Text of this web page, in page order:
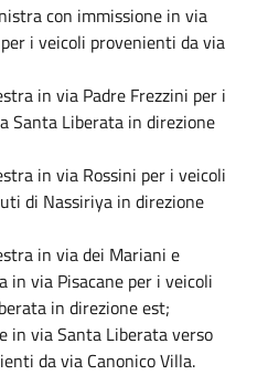
con immissione in via
i veicoli provenienti da via
in via Padre Frezzini per i
Santa Liberata in direzione
in via Rossini per i veicoli
di Nassiriya in direzione
in via dei Mariani e
in via Pisacane per i veicoli
in direzione est;
in via Santa Liberata verso
da via Canonico Villa.